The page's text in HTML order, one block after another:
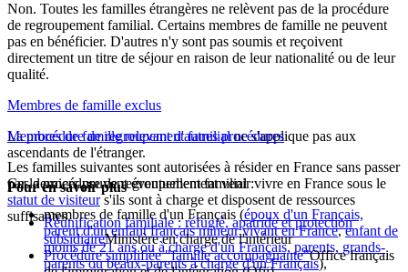
Non. Toutes les familles étrangères ne relèvent pas de la procédure
de regroupement familial. Certains membres de famille ne peuvent
pas en bénéficier. D'autres n'y sont pas soumis et reçoivent
directement un titre de séjour en raison de leur nationalité ou de leur
qualité.
Membres de famille exclus
Laprocédure de regroupement familialne s'applique pas aux
ascendants de l'étranger.
Ces derniers peuvent éventuellement venir vivre en France sous le
statut de visiteurs'ils sont à charge et disposent de ressources
suffisantes.
Membres de famille relevant d'autres procédures
Les familles suivantes sont autorisées à résider en France sans passer
par la procédure de regroupement familial :
membres de famille d'un Français (époux d'un Français,
parent d'un enfant français mineur vivant en France,enfant de
moins de 21 ans ou à charge d'un Français, parents, grands-
parents ou beaux-parents à charge d'un Français),
Pour en savoir plus
Réunification familiale : réfugié, apatride et protection
subsidiaireMinistère en charge de l'intérieur
Procédure simplifiée "famille accompagnante"Office français